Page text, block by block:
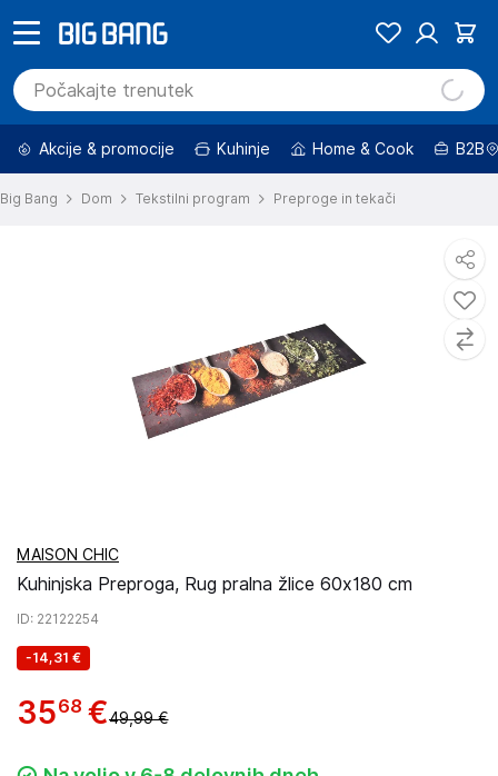
Akcije & promocije Kuhinje Home & Cook B2B
Big Bang Dom Tekstilni program Preproge in tekači
MAISON CHIC
Kuhinjska Preproga, Rug pralna žlice 60x180 cm
ID: 22122254
-14,31 €
3568 €49,99 €